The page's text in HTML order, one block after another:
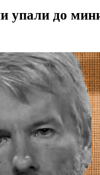
упали до